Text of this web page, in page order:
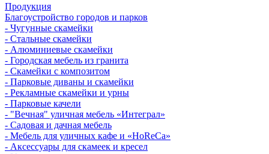
Продукция
Благоустройство городов и парков
- Чугунные скамейки
- Стальные скамейки
- Алюминиевые скамейки
- Городская мебель из гранита
- Скамейки с композитом
- Парковые диваны и скамейки
- Рекламные скамейки и урны
- Парковые качели
- "Вечная" уличная мебель «Интеграл»
- Садовая и дачная мебель
- Мебель для уличных кафе и «HoReCa»
- Аксессуары для скамеек и кресел